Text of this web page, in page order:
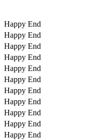
Happy End
Happy End
Happy End
Happy End
Happy End
Happy End
Happy End
Happy End
Happy End
Happy End
Happy End